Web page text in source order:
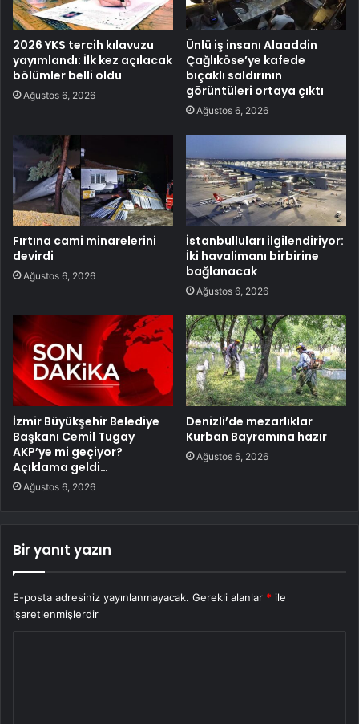
2026 YKS tercih kılavuzu
yayımlandı: İlk kez açılacak
bölümler belli oldu
Ağustos 6, 2026
Ünlü iş insanı Alaaddin
Çağlıköse’ye kafede
bıçaklı saldırının
görüntüleri ortaya çıktı
Ağustos 6, 2026
Fırtına cami minarelerini
devirdi
Ağustos 6, 2026
İstanbulluları ilgilendiriyor:
İki havalimanı birbirine
bağlanacak
Ağustos 6, 2026
İzmir Büyükşehir Belediye
Başkanı Cemil Tugay
AKP’ye mi geçiyor?
Açıklama geldi…
Ağustos 6, 2026
Denizli’de mezarlıklar
Kurban Bayramına hazır
Ağustos 6, 2026
Bir yanıt yazın
E-posta adresiniz yayınlanmayacak. Gerekli alanlar * ile
işaretlenmişlerdir